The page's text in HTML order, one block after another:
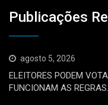
Publicações
agosto 5, 2026
ELEITORES PODEM
FUNCIONAM AS REGRAS.